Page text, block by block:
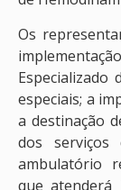
Os
Especializado
especiais; a
a destinação
dos
ambulatório
que atenderá